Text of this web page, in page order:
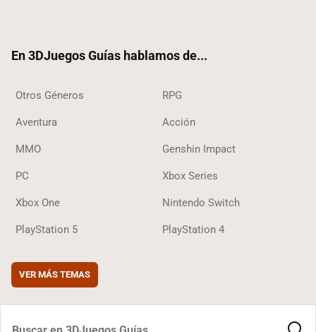
En 3DJuegos Guías hablamos de...
Otros Géneros RPG
Aventura Acción
MMO Genshin Impact
PC Xbox Series
Xbox One Nintendo Switch
PlayStation 5 PlayStation 4
VER MÁS TEMAS